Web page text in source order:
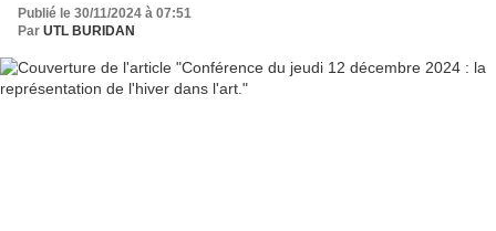
Publié le 30/11/2024 à 07:51
Par UTL BURIDAN